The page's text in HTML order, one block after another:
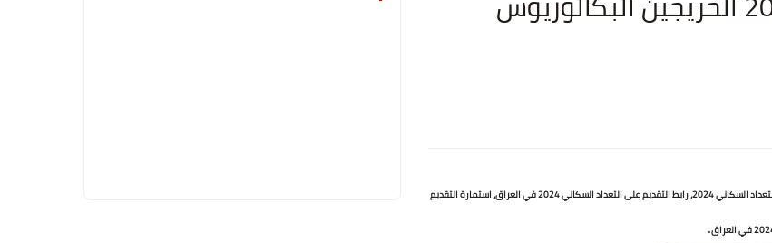
رابط التقديم على التعداد السكاني 2024، استمارة التعداد السكاني 2024، استمارة التقديم على التعداد السكاني 2024، رابط التقديم على التعداد السكاني 2024 في العراق، استمارة التقديم
.